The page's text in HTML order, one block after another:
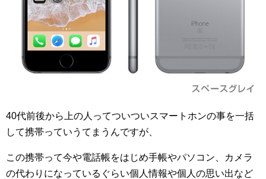
40代前後から上の人ってついついスマートホンの事を一括
して携帯っていうてまうんですが、
この携帯って今や電話帳をはじめ手帳やパソコン、カメラ
の代わりになっているぐらい個人情報や個人の思い出など